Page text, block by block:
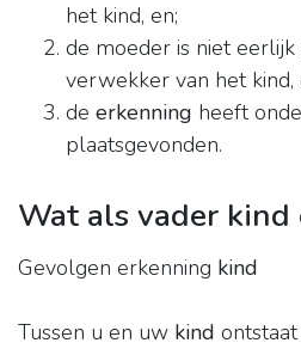
het kind, en;
de moeder is niet
verwekker van het kind,
de erkenning heeft
plaatsgevonden.
Wat als vader kind
Gevolgen erkenning kind
Tussen u en uw kind